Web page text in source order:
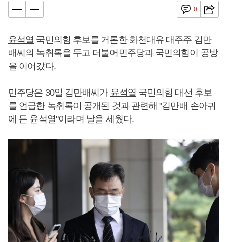
0
윤석열 국민의힘 후보를 거론한 화천대유 대주주 김만
배씨의 녹취록을 두고 더불어민주당과 국민의힘이 공방
을 이어갔다.
민주당은 30일 김만배씨가 윤석열 국민의힘 대선 후보
를 언급한 녹취록이 공개된 것과 관련해 "김만배 손아귀
에 든 윤석열"이라며 날을 세웠다.